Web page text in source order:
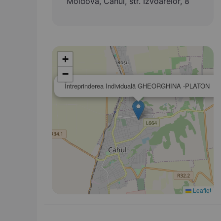
Întreprinderea Individuală GHEORGHINA -PLATON
+
−
Leaflet